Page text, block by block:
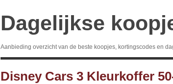
Dagelijkse
Aanbieding overzicht van de beste koopjes, kortingscodes en
Disney Cars 3 Kleurkoffer